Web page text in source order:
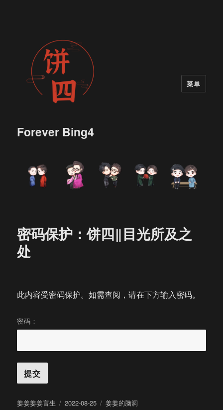
Forever Bing4
菜单
密码保护：饼四‖目光所及之
处
此内容受密码保护。如需查阅，请在下方输入密码。
密码：
作
姜姜姜姜言生
发
2022-08-25
分
姜姜的脑洞